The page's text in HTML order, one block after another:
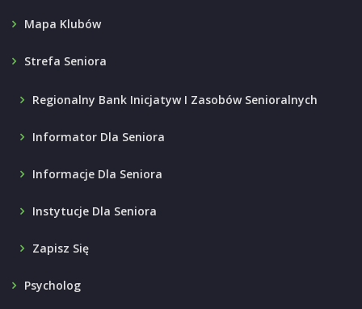
Mapa Klubów
Strefa Seniora
Regionalny Bank Inicjatyw I Zasobów Senioralnych
Informator Dla Seniora
Informacje Dla Seniora
Instytucje Dla Seniora
Zapisz Się
Psycholog